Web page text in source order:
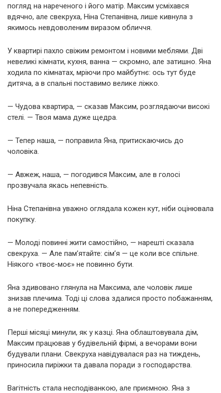
погляд на нареченого і його матір. Максим усміхався
вдячно, але свекруха, Ніна Степанівна, лише кивнула з
якимось невдоволеним виразом обличчя.
У квартирі пахло свіжим ремонтом і новими меблями. Дві
невеликі кімнати, кухня, ванна — скромно, але затишно. Яна
ходила по кімнатах, мріючи про майбутнє: ось тут буде
дитяча, а в спальні поставимо велике ліжко.
— Чудова квартира, — сказав Максим, розглядаючи високі
стелі. — Твоя мама дуже щедра.
— Тепер наша, — поправила Яна, притискаючись до
чоловіка.
— Авжеж, наша, — погодився Максим, але в голосі
прозвучала якась непевність.
Ніна Степанівна уважно оглядала кожен кут, ніби оцінювала
покупку.
— Молоді повинні жити самостійно, — нарешті сказала
свекруха. — Але пам’ятайте: сім’я — це коли все спільне.
Ніякого «твоє-моє» не повинно бути.
Яна здивовано глянула на Максима, але чоловік лише
знизав плечима. Тоді ці слова здалися просто побажанням,
а не попередженням.
Перші місяці минули, як у казці. Яна облаштовувала дім,
Максим працював у будівельній фірмі, а вечорами вони
будували плани. Свекруха навідувалася раз на тиждень,
приносила пиріжки та давала поради з господарства.
Вагітність стала несподіванкою, але приємною. Яна з